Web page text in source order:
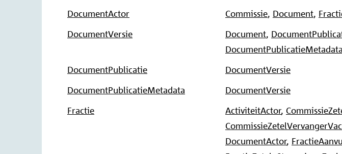
DocumentActor
Commissie, Document,
DocumentVersie
Document,
DocumentPublicatieMetadata
DocumentPublicatie
DocumentVersie
DocumentPublicatieMetadata
DocumentVersie
Fractie
ActiviteitActor,
DocumentActor,